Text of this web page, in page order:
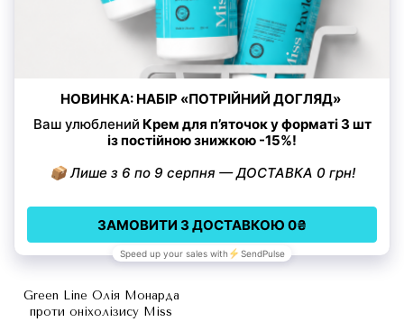
245 грн
Купити
Green Line Олія Монарда
проти оніхолізису Miss